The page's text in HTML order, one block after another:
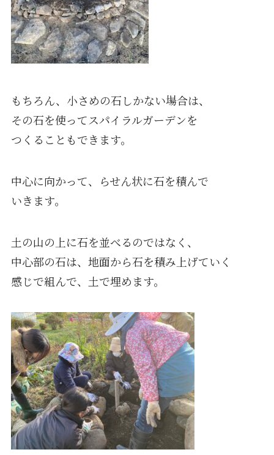
もちろん、小さめの石しかない場合は、
その石を使ってスパイラルガーデンを
つくることもできます。
中心に向かって、らせん状に石を積んで
いきます。
土の山の上に石を並べるのではなく、
中心部の石は、地面から石を積み上げていく
感じで組んで、土で埋めます。